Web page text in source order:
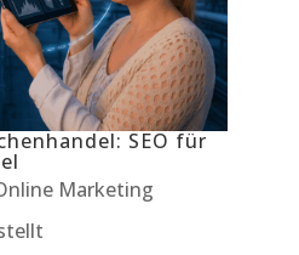
SEO für
Marketing